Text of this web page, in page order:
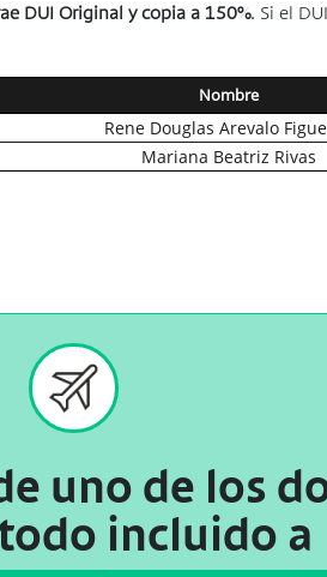
DUI Original y copia a 150%. Si el
Nombre
Rene Douglas Arevalo
Mariana Beatriz Rivas
uno de los
incluido a